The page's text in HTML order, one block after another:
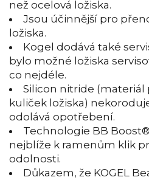
než ocelová ložiska.
Jsou účinnější pro
ložiska.
Kogel dodává také
bylo možné ložiska
co nejdéle.
Silicon nitride (materiál
kuliček ložiska)
odolává opotřebení.
Technologie BB
nejblíže k ramenům klik
odolnosti.
Důkazem, že KOGEL